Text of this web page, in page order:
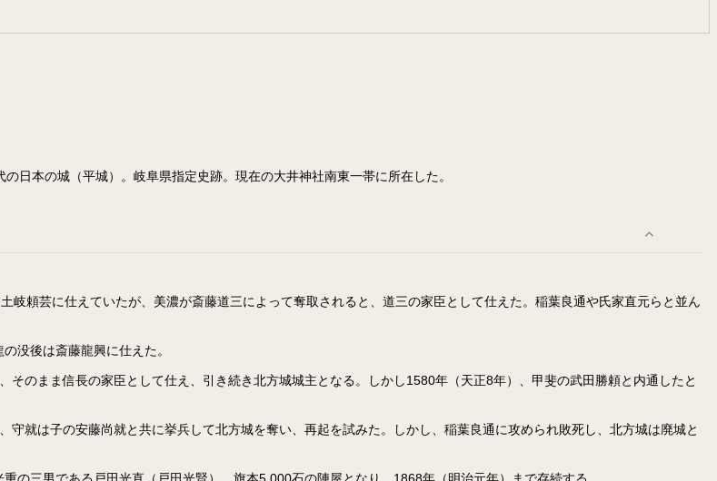
日本の城（平城）。岐阜県指定史跡。現在の大井神社南東一帯に所在した。
頼芸に仕えていたが、美濃が斎藤道三によって奪取されると、道三の家臣として仕えた。稲葉良通や氏家直元らと並ん
没後は斎藤龍興に仕えた。
のまま信長の家臣として仕え、引き続き北方城城主となる。しかし1580年（天正8年）、甲斐の武田勝頼と内通したと
守就は子の安藤尚就と共に挙兵して北方城を奪い、再起を試みた。しかし、稲葉良通に攻められ敗死し、北方城は廃城と